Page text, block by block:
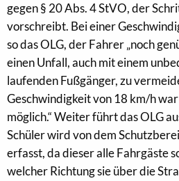
gegen § 20 Abs. 4 StVO, der
vorschreibt. Bei einer
so das OLG, der Fahrer „noch
einen Unfall, auch mit einem
laufenden Fußgänger, zu
Geschwindigkeit von 18 km/h
möglich.“ Weiter führt das OLG
Schüler wird von dem
erfasst, da dieser alle Fahrgäste
welcher Richtung sie über die